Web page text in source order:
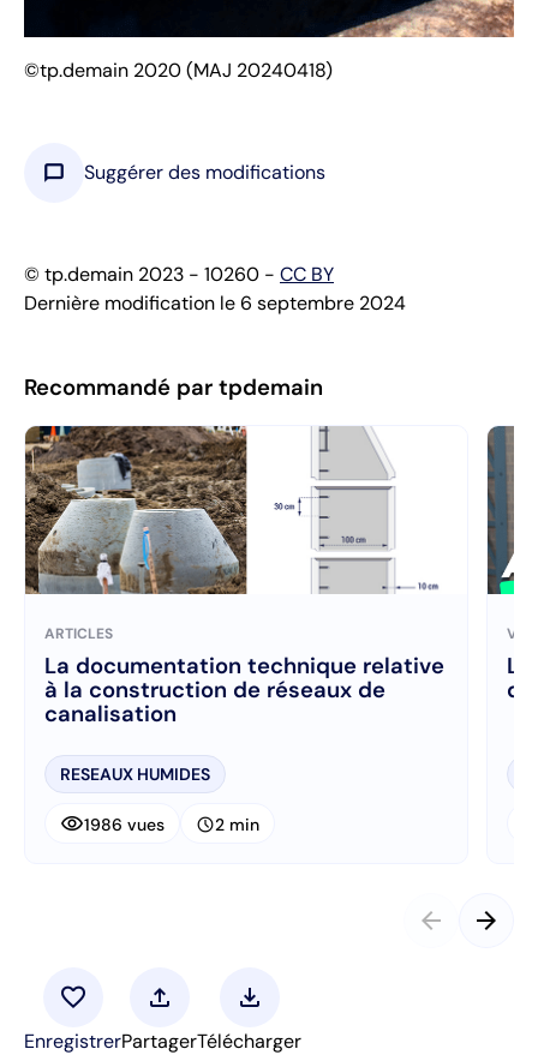
©tp.demain 2020 (MAJ 20240418)
chat_bubble Suggérer des modifications
© tp.demain 2023 - 10260 - CC BY
Dernière modification le 6 septembre 2024
Recommandé par tpdemain
ARTICLES
La documentation technique relative
à la construction de réseaux de
canalisation
RESEAUX HUMIDES
visibility1986 vues schedule2 min
arrow_back arrow_forward
favorite
Enregistrer
upload
Partager
download
Télécharger